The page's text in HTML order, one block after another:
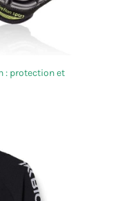
préférée
simplicité.
: protection et